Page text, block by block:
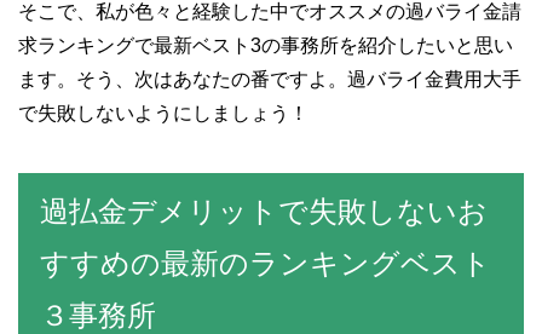
そこで、私が色々と経験した中でオススメの過バライ金請
求ランキングで最新ベスト3の事務所を紹介したいと思い
ます。そう、次はあなたの番ですよ。過バライ金費用大手
で失敗しないようにしましょう！
過払金デメリットで失敗しないお
すすめの最新のランキングベスト
３事務所